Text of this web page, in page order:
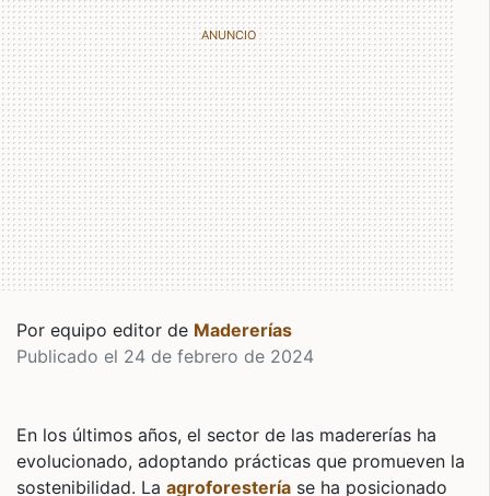
Por equipo editor de Madererías
Publicado el 24 de febrero de 2024
En los últimos años, el sector de las madererías ha
evolucionado, adoptando prácticas que promueven la
sostenibilidad. La agroforestería se ha posicionado